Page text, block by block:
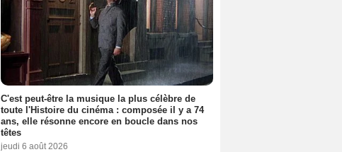
C'est peut-être la musique la plus célèbre de
toute l'Histoire du cinéma : composée il y a 74
ans, elle résonne encore en boucle dans nos
têtes
jeudi 6 août 2026